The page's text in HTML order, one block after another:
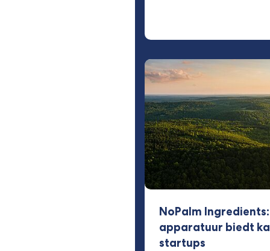
NoPalm
apparatuur biedt
startups